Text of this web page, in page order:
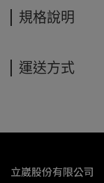
規格說明
運送方式
立崴股份有限公司